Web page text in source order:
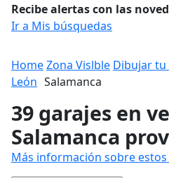
Recibe alertas con las
Ir a Mis búsquedas
HomeZona Vislble Dibujar
León Salamanca
39 garajes en
Salamanca
Más información sobre